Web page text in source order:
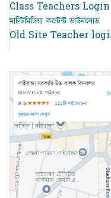
Class Teachers Login
মাল্টিমিডিয়া কন্টেন্ট ডাউনলোড
Old Site Teacher